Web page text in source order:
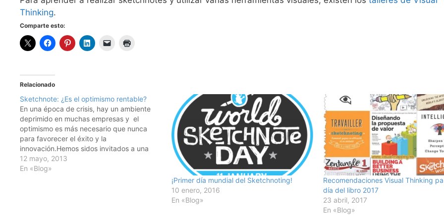
Thinking.
Comparte esto:
Relacionado
Sketchnote: ¿Es el optimismo rentable?
En una época de crisis, hay un ambiente
deprimido en muchas empresas y el
optimismo es más necesario que nunca
para favorecer el éxito y la
innovación.Hemos sidos invitados a una
jornada abierta titulada "Back to Optimism"
organizada en Madrid por la escuela de
12 mayo, 2013
En «Blog»
¡Primer día mundial del Sketchnoting!
10 enero, 2016
En «Blog»
Recomendaciones Visual Thinking
día del libro 2017
23 abril, 2017
En «Blog»